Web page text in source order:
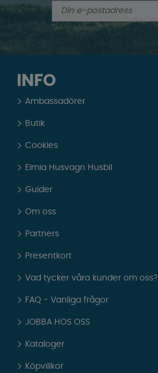
INFO
Ambassadörer
Butik
Cookies
Elmia Husvagn Husbil
Guider
Om oss
Partners
Presentkort
Vad tycker våra kunder om oss?
FAQ - Vanliga frågor
JOBBA HOS OSS
Kataloger
Köpvillkor